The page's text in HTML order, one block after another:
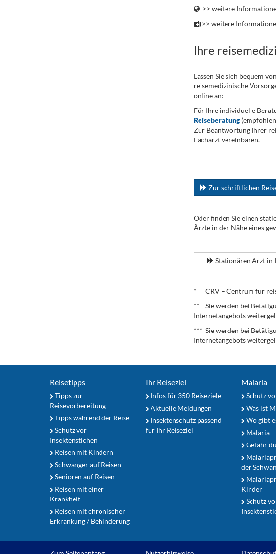
>> weitere
>> weitere
Ihre
Lassen Sie sich bequem
reisemedizinische
online an:
Für Ihre individuelle
Reiseberatung
Zur Beantwortung Ihrer
Facharzt vereinbaren.
Zur schriftlichen
Oder finden Sie einen
Ärzte in der Nähe eines
Stationären Arzt in
* CRV – Centrum für
** Sie werden bei
Internetangebots
*** Sie werden bei
Internetangebots
Reisetipps
Tipps zur
Reisevorbereitung
Tipps während der Reise
Schutz vor
Insektenstichen
Reisen mit Kindern
Schwanger auf Reisen
Senioren auf Reisen
Reisen mit einer
Krankheit
Reisen mit chronischer
Erkrankung / Behinderung
Ihr Reiseziel
Infos für 350 Reiseziele
Aktuelle Meldungen
Insektenschutz passend
für Ihr Reiseziel
Malaria
Schutz
Was ist
Wo gibt
Malaria -
Gefahr
der
Kinder
Schutz